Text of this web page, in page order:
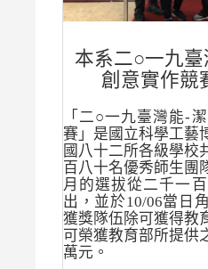
本系二○一九
創意實作競
「二○一九臺灣能-
賽」是國立科學工藝
國八十二所各級學校
百八十名優秀師生團
月的選拔從二千一
出，並於10/06當日
獲獎隊伍除可獲得教
可榮獲教育部所提供
萬元。